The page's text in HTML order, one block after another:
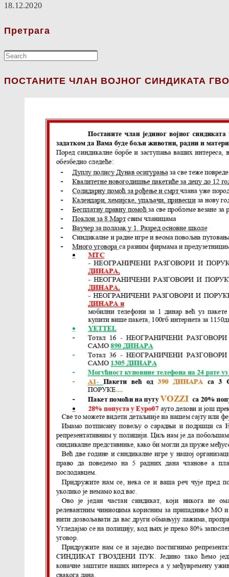
18.12.2020
Претрага
ПОСТАНИТЕ ЧЛАН ВОЈНОГ СИНДИКАТА